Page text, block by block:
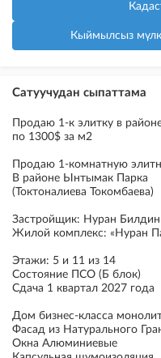
Кыймылсыз
Сатуучудан сыпаттама
Продаю 1-к элитку в
по 1300$ за м2
Продаю 1-комнатную
В районе Ынтымак Парка
(Токтоналиева Токомбаева)
Застройщик: Нуран
Жилой комплекс: «Нуран
Этажи: 5 и 11 из 14
Состояние ПСО (Б блок)
Сдача 1 квартал 2027 года
Дом бизнес-класса
Фасад из Натурального
Окна Алюминиевые